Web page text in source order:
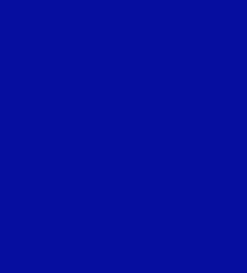
de Agua